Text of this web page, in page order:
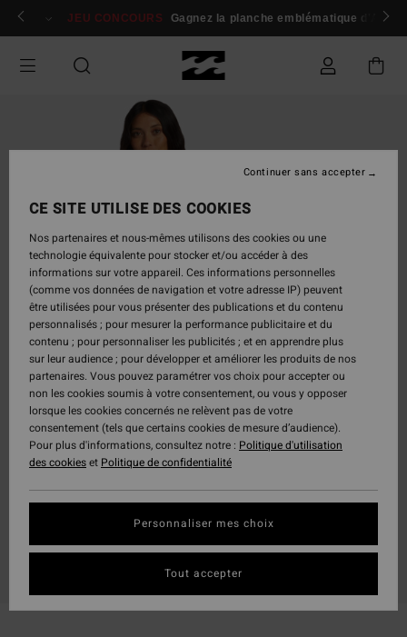
Passer
Se connecter / s'inscrire
JEU CONCOURS Gagnez la planche emblématique d'Andy
CE SITE UTILISE DES COOKIES
Nos partenaires et nous-mêmes utilisons des cookies ou une
technologie équivalente pour stocker et/ou accéder à des
informations sur votre appareil. Ces informations personnelles
(comme vos données de navigation et votre adresse IP) peuvent
être utilisées pour vous présenter des publications et du contenu
personnalisés ; pour mesurer la performance publicitaire et du
contenu ; pour personnaliser les publicités ; et en apprendre plus
sur leur audience ; pour développer et améliorer les produits de nos
partenaires. Vous pouvez paramétrer vos choix pour accepter ou
non les cookies soumis à votre consentement, ou vous y opposer
lorsque les cookies concernés ne relèvent pas de votre
consentement (tels que certains cookies de mesure d’audience).
Pour plus d'informations, consultez notre : Politique d'utilisation
des cookieset Politique de confidentialité
Personnaliser mes choix
Continuer sans accepter
Tout accepter